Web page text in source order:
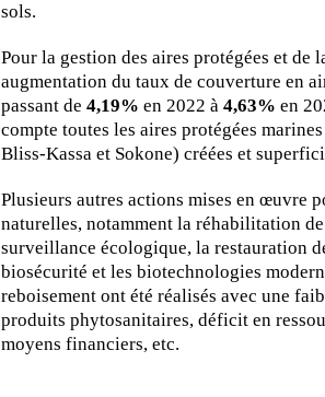
sols.
Pour la gestion des aires protégées et
augmentation du taux de couverture en
passant de 4,19% en 2022 à 4,63% en
compte toutes les aires protégées
Bliss-Kassa et Sokone) créées et
Plusieurs autres actions mises en œuvre
naturelles, notamment la réhabilitation
surveillance écologique, la restauration
biosécurité et les biotechnologies
reboisement ont été réalisés avec une
produits phytosanitaires, déficit en
moyens financiers, etc.